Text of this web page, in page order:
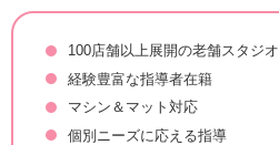
100店舗以上展開の老舗スタジオ
経験豊富な指導者在籍
マシン＆マット対応
個別ニーズに応える指導